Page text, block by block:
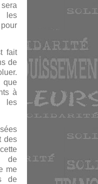
les
fait
de
à
les
des
de
me
de